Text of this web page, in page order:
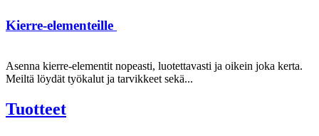
Kierre-elementeille
Asenna kierre-elementit nopeasti, luotettavasti ja oikein joka kerta.
Meiltä löydät työkalut ja tarvikkeet sekä...
Tuotteet